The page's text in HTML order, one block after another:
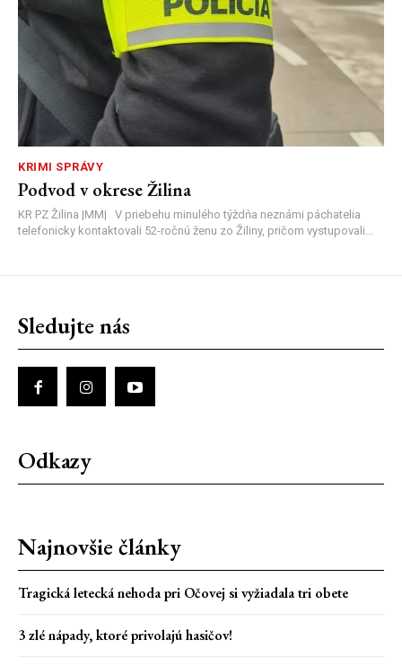
KRIMI SPRÁVY
Podvod v okrese Žilina
KR PZ Žilina |MM| V priebehu minulého týždňa neznámi páchatelia
telefonicky kontaktovali 52-ročnú ženu zo Žiliny, pričom vystupovali...
Sledujte nás
Odkazy
Najnovšie články
Tragická letecká nehoda pri Očovej si vyžiadala tri obete
3 zlé nápady, ktoré privolajú hasičov!